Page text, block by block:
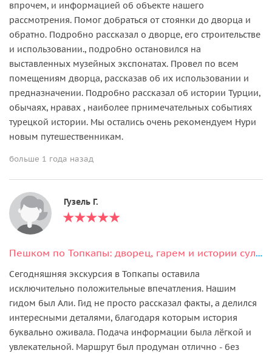
впрочем, и информацией об объекте нашего
рассмотрения. Помог добраться от стоянки до дворца и
обратно. Подробно рассказал о дворце, его строительстве
и использовании., подробно остановился на
выставленных музейных экспонатах. Провел по всем
помещениям дворца, рассказав об их использовании и
предназначении. Подробно рассказал об истории Турции,
обычаях, нравах , наиболее прнимечательных событиях
турецкой истории. Мы остались очень рекомендуем Нури
новым путешественникам.
больше 1 года назад
Гузель Г.
Пешком по Топкапы: дворец, гарем и истории султанов
Сегодняшняя экскурсия в Топкапы оставила
исключительно положительные впечатления. Нашим
гидом был Али. Гид не просто рассказал факты, а делился
интересными деталями, благодаря которым история
буквально оживала. Подача информации была лёгкой и
увлекательной. Маршрут был продуман отлично - без